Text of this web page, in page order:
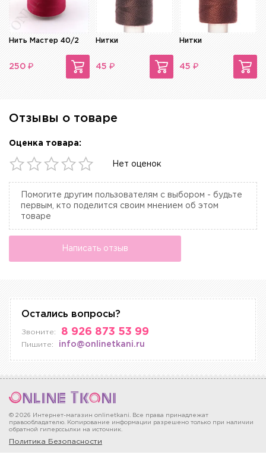
Нить Мастер 40/2
250 ₽
Нитки
45 ₽
Нитки
45 ₽
Отзывы о товаре
Оценка товара:
Нет оценок
Помогите другим пользователям с выбором - будьте
первым, кто поделится своим мнением об этом
товаре
Написать отзыв
Остались вопросы?
Звоните: 8 926 873 53 99
Пишите: info@onlinetkani.ru
© 2026 Интернет-магазин onlinetkani. Все права принадлежат
правообладателю. Копирование информации разрешено только при наличии
обратной гиперссылки на источник.
Политика Безопасности